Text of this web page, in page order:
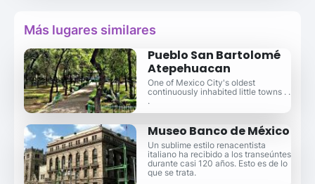
Más lugares similares
Pueblo San Bartolomé
Atepehuacan
One of Mexico City's oldest
continuously inhabited little towns . .
.
Museo Banco de México
Un sublime estilo renacentista
italiano ha recibido a los transeúntes
durante casi 120 años. Esto es de lo
que se trata.